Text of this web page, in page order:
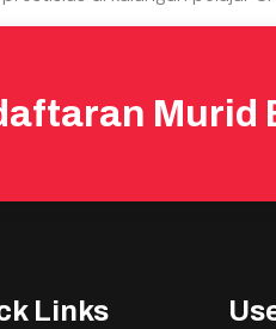
Murid
Links